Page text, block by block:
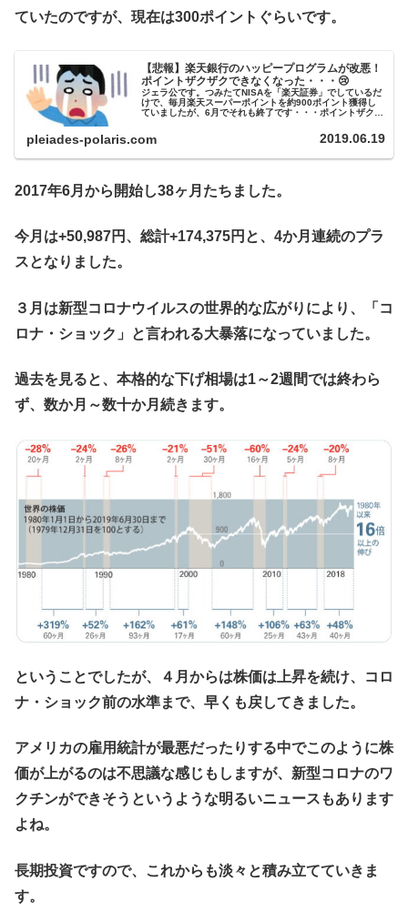
ていたのですが、現在は300ポイントぐらいです。
【悲報】楽天銀行のハッピープログラムが改悪！
ポイントザクザクできなくなった・・・😢
ジェラ公です。つみたてNISAを「楽天証券」でしているだ
けで、毎月楽天スーパーポイントを約900ポイント獲得し
ていましたが、6月でそれも終了です・・・ポイントザクザ
pleiades-polaris.com 2019.06.19
2017年6月から開始し38ヶ月たちました。
今月は+50,987円、総計+174,375円と、4か月連続のプラ
スとなりました。
３月は新型コロナウイルスの世界的な広がりにより、「コ
ロナ・ショック」と言われる大暴落になっていました。
過去を見ると、本格的な下げ相場は1～2週間では終わら
ず、数か月～数十か月続きます。
ということでしたが、４月からは株価は上昇を続け、コロ
ナ・ショック前の水準まで、早くも戻してきました。
アメリカの雇用統計が最悪だったりする中でこのように株
価が上がるのは不思議な感じもしますが、新型コロナのワ
クチンができそうというような明るいニュースもあります
よね。
長期投資ですので、これからも淡々と積み立てていきま
す。